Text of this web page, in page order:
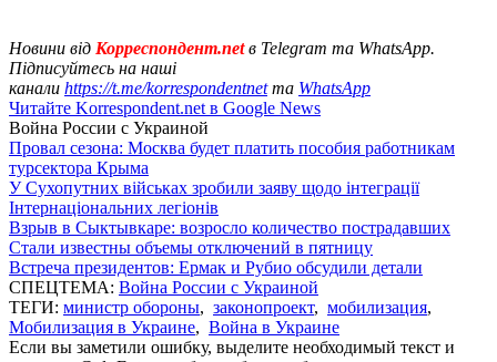
Новини від Корреспондент.netв Telegram та WhatsApp.
Підписуйтесь на наші
канали https://t.me/korrespondentnetта WhatsApp
Читайте Korrespondent.net в Google News
Война России с Украиной
Провал сезона: Москва будет платить пособия работникам
турсектора Крыма
У Сухопутних військах зробили заяву щодо інтеграції
Інтернаціональних легіонів
Взрыв в Сыктывкаре: возросло количество пострадавших
Стали известны объемы отключений в пятницу
Встреча президентов: Ермак и Рубио обсудили детали
СПЕЦТЕМА: Война России с Украиной
ТЕГИ: министр обороны, законопроект, мобилизация,
Мобилизация в Украине, Война в Украине
Если вы заметили ошибку, выделите необходимый текст и